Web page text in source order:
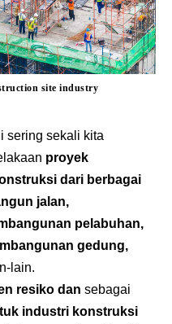
site industry
sering sekali kita
proyek
dari berbagai
jalan,
pelabuhan,
gedung,
lain.
resiko dan sebagai
industri konstruksi